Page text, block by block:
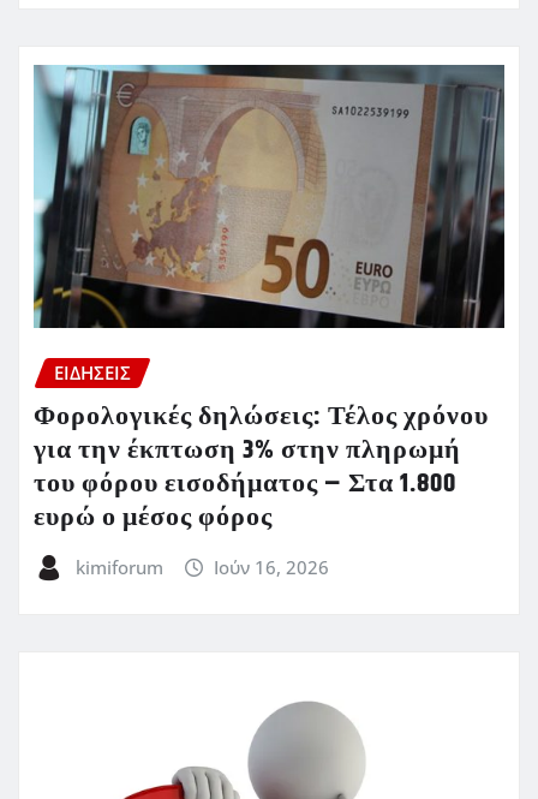
ΕΙΔΗΣΕΙΣ
Φορολογικές δηλώσεις: Τέλος χρόνου
για την έκπτωση 3% στην πληρωμή
του φόρου εισοδήματος – Στα 1.800
ευρώ ο μέσος φόρος
kimiforum Ιούν 16, 2026